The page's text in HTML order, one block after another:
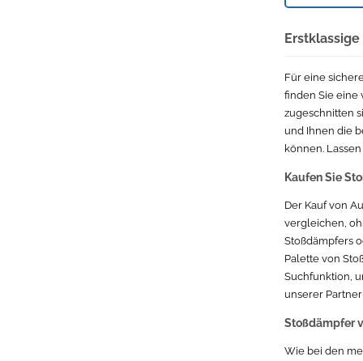
Für eine
finden Sie eine
zugeschnitten
und Ihnen die
können.
Kaufen Sie
Der Kauf von
vergleichen,
Stoßdämpfers
Palette von
Suchfunktion,
unserer
Stoßdämpfer
Wie bei den